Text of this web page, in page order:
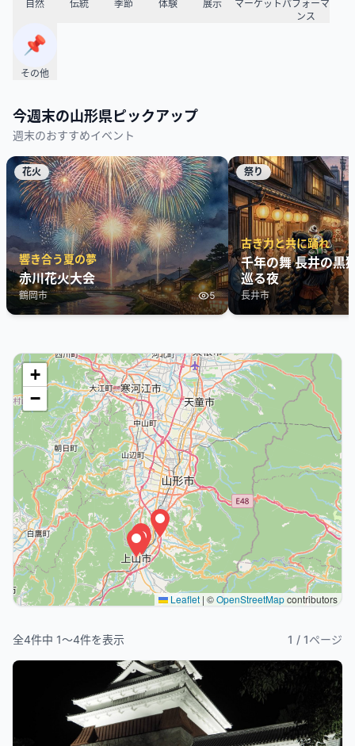
自然 伝統 季節 体験 展示 マーケット パフォーマ
ンス
📌
その他
今週末の山形県 ピックアップ
週末のおすすめイベント
花火
響き合う夏の夢
赤川花火大会
鶴岡市 5
祭り
古き力と共に踊れ
千年の舞 長井の黒
巡る夜
長井市
+
−
Leaflet | ©OpenStreetMapcontributors
全4件中 1〜4件を表示 1 / 1ページ